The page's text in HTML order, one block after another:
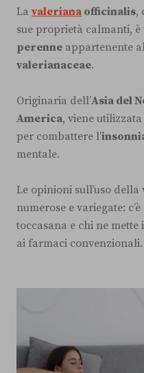
La valeriana officinalis,
sue proprietà calmanti, è
perenne appartenente
valerianaceae.
Originaria dell’Asia del
America, viene
per combattere l’
mentale.
Le opinioni sull’uso
numerose e variegate:
toccasana e chi ne mette
ai farmaci convenzionali.